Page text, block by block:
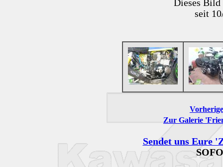
Dieses
seit
Zur Galerie
Sendet uns Eure